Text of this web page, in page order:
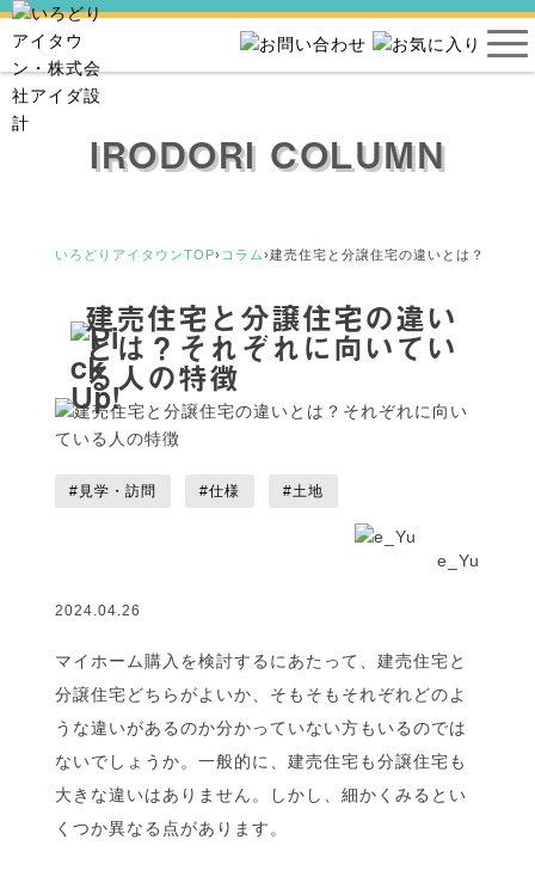
IRODORI COLUMN
いろどりアイタウンTOP› コラム›建売住宅と分譲住宅の違いとは？それぞ
建売住宅と分譲住宅の違い
とは？それぞれに向いてい
る人の特徴
#見学・訪問 #仕様 #土地
e_Yu
2024.04.26
マイホーム購入を検討するにあたって、建売住宅と
分譲住宅どちらがよいか、そもそもそれぞれどのよ
うな違いがあるのか分かっていない方もいるのでは
ないでしょうか。一般的に、建売住宅も分譲住宅も
大きな違いはありません。しかし、細かくみるとい
くつか異なる点があります。